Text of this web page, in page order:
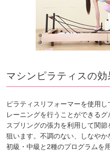
マシンピラティスの効
ピラティスリフォーマーを使用
レーニングを行うことができるグ
スプリングの張力を利用して関
狙います。不調のない、しなやか
初級・中級と2種のプログラムを